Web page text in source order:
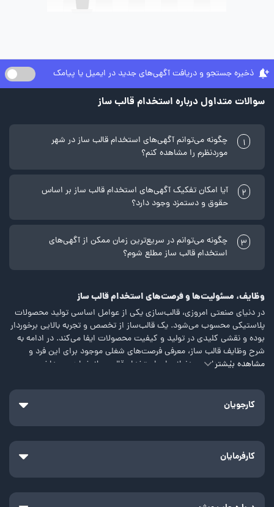
ذخیره جستجو و دریافت آگهی‌های جدید در ایمیل یا پیامک
سوالات متداول درباره استخدام قالب ساز
1
چگونه می‌توانم آگهی‌های استخدام قالب ساز در شهر
موردنظرم را مشاهده کنم؟
2
آیا امکان تفکیک آگهی‌های استخدام قالب ساز بر اساس
حقوق و دستمزد وجود دارد؟
3
چگونه می‌توانم در سریع‌ترین زمان ممکن از آگهی‌های
استخدام قالب ساز مطلع شوم؟
وظایف، مسئولیت‌ها و فرصت‌های استخدام قالب ساز
در دنیای صنعتی امروزی، قالب‌سازی یکی از عوامل اساسی تولید محصولات
پلاستیکی محسوب می‌شود. یک قالب‌ساز از تخصص و تجربه بالایی برخوردار
بوده و نقشی کلیدی در تولید و کیفیت محصولات ایفا می‌کند. در ادامه به
شرح وظایف قالب ساز، معرفی فرصت‌های شغلی موجود برای این فرد و
بررسی مهارت‌های موردنیاز برای استخدام قالب ساز خواهیم پرداخت.
صنعت قالبسازی یکی از حوزه‌های بسیار مهم در دنیای صنعتی است که نقشی
انواع محصولات از جمله قطعات خودرو، لوازم خانگی و محصولات صنعتی
هستند. این حقیقت باعث می‌شود که کار قالب سازی به یکی از شغل‌های
مهم و پر فرصت در صنعت تبدیل شود.
قالب‌ساز فرد متخصصی است که مسئولیت طراحی، تولید و نگهداری قالب‌ها
را در صنعت پلاستیک برعهده دارد. این شغل به تخصص‌های فنی گوناگونی
احتیاج دارد و شامل مراحل زیر می‌شود:
مشاهده بیشتر
کارجویان
کارفرمایان